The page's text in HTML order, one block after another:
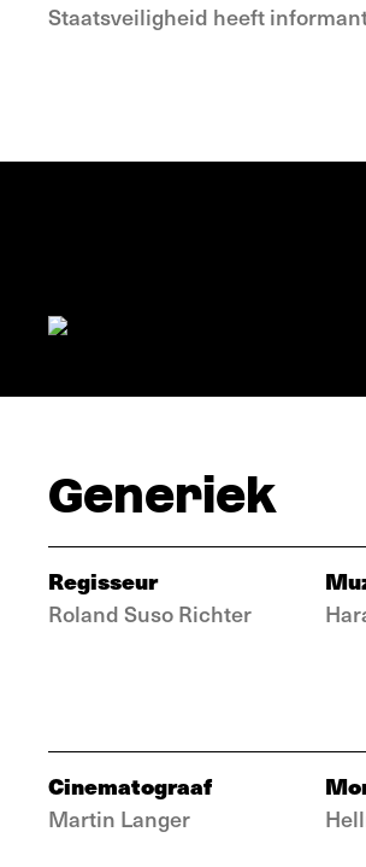
Staatsveiligheid heeft
Generiek
Regisseur
Roland Suso Richter
Cinematograaf
Martin Langer